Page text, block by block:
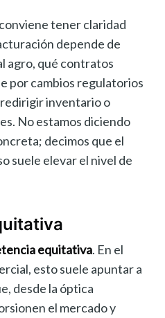
tener claridad
depende de
agro, qué contratos
por cambios regulatorios
inventario o
No estamos diciendo
decimos que el
suele elevar el nivel de
equitativa. En el
esto suele apuntar a
desde la óptica
el mercado y